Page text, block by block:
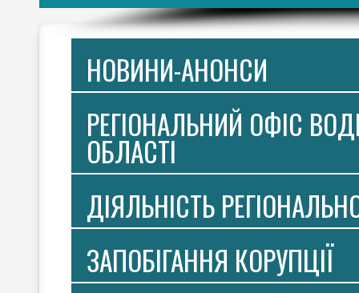
НОВИНИ-АНОНСИ
РЕГІОНАЛЬНИЙ ОФІС
ОБЛАСТІ
ДІЯЛЬНІСТЬ
ЗАПОБІГАННЯ КОРУПЦІЇ